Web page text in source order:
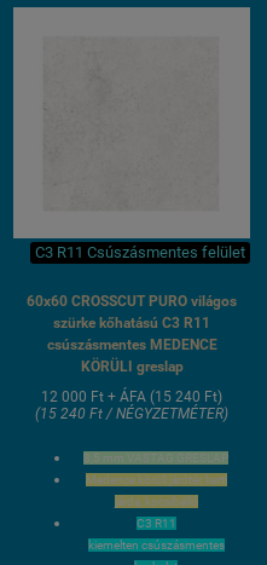
C3 R11 Csúszásmentes felület
60x60 CROSSCUT PURO világos
szürke kőhatású C3 R11
csúszásmentes MEDENCE
KÖRÜLI greslap
12 000 Ft + ÁFA (15 240 Ft)
(15 240 Ft / NÉGYZETMÉTER)
8,5 mm VASTAG GRESLAP
Medence körüli járótér, kerti
járda, kocsibálló
C3 R11
kiemelten csúszásmentes